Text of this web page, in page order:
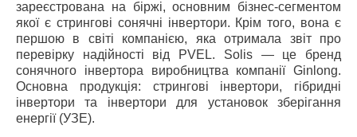
зареєстрована на біржі, основним бізнес-сегментом
якої є стрингові сонячні інвертори. Крім того, вона є
першою в світі компанією, яка отримала звіт про
перевірку надійності від PVEL. Solis — це бренд
сонячного інвертора виробництва компанії Ginlong.
Основна продукція: стрингові інвертори, гібридні
інвертори та інвертори для установок зберігання
енергії (УЗЕ).